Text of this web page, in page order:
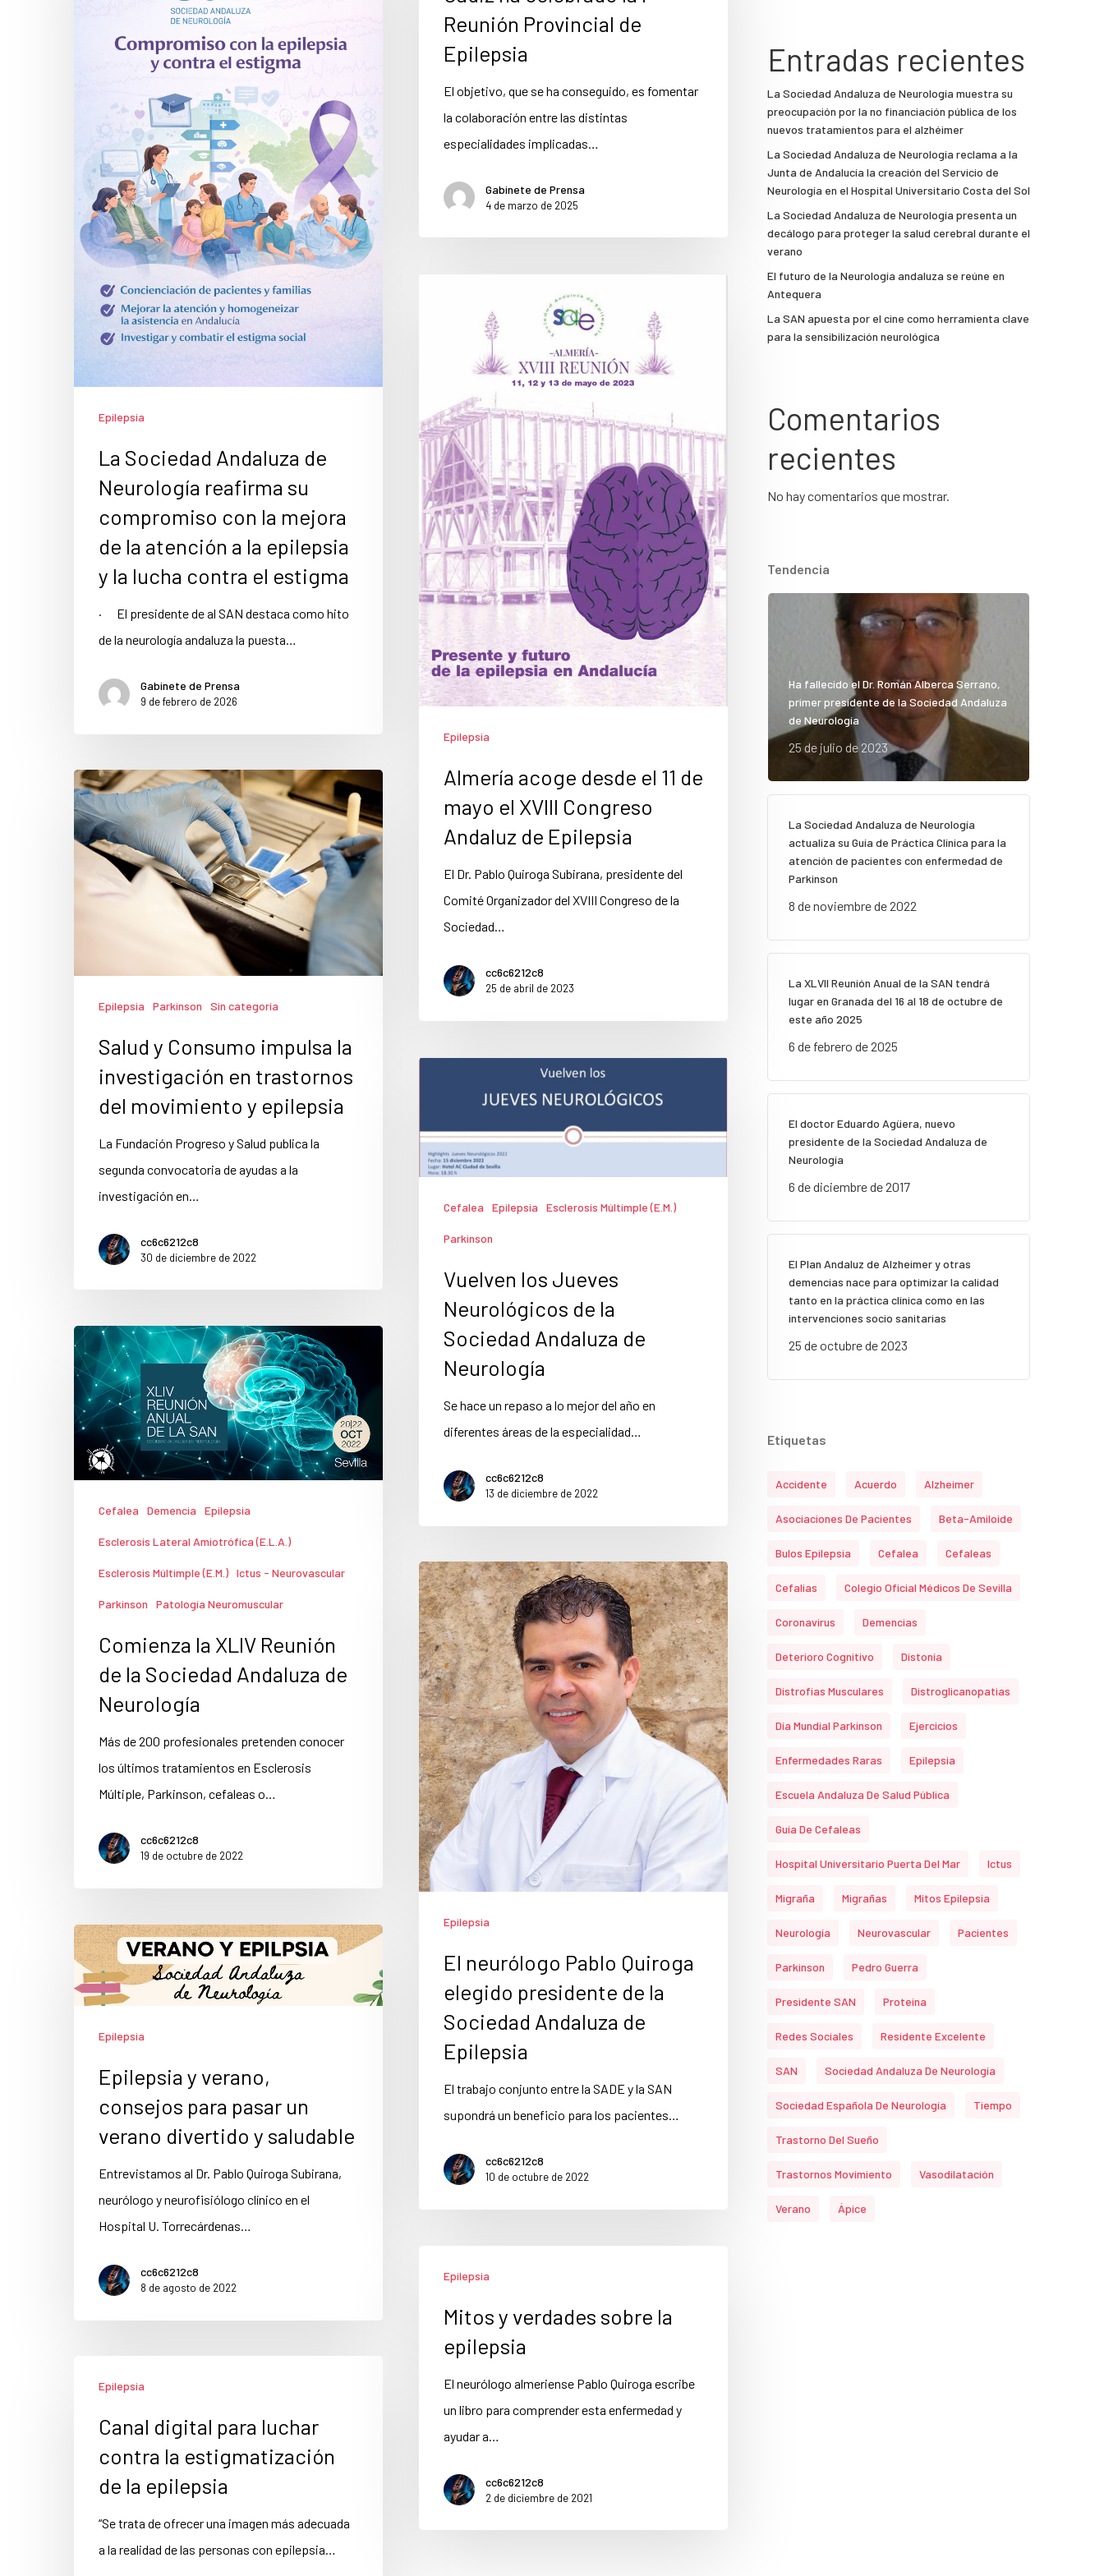
Hit enter to search or ESC to close
Epilepsia
La Sociedad Andaluza de
Neurología reafirma su
compromiso con la mejora
de la atención a la epilepsia
y la lucha contra el estigma
· El presidente de al SAN destaca como hito
de la neurología andaluza la puesta…
Gabinete de Prensa
9 de febrero de 2026
Reunión Provincial de
Epilepsia
El objetivo, que se ha conseguido, es fomentar
la colaboración entre las distintas
especialidades implicadas…
Gabinete de Prensa
4 de marzo de 2025
Epilepsia
Almería acoge desde el 11 de
mayo el XVIII Congreso
Andaluz de Epilepsia
El Dr. Pablo Quiroga Subirana, presidente del
Comité Organizador del XVIII Congreso de la
Sociedad…
cc6c6212c8
25 de abril de 2023
Epilepsia Parkinson Sin categoría
Salud y Consumo impulsa la
investigación en trastornos
del movimiento y epilepsia
La Fundación Progreso y Salud publica la
segunda convocatoria de ayudas a la
investigación en…
cc6c6212c8
30 de diciembre de 2022
Cefalea Epilepsia Esclerosis Múltimple (E.M.)
Parkinson
Vuelven los Jueves
Neurológicos de la
Sociedad Andaluza de
Neurología
Se hace un repaso a lo mejor del año en
diferentes áreas de la especialidad…
cc6c6212c8
13 de diciembre de 2022
Cefalea Demencia Epilepsia
Esclerosis Lateral Amiotrófica (E.L.A.)
Esclerosis Múltimple (E.M.) Ictus - Neurovascular
Parkinson Patología Neuromuscular
Comienza la XLIV Reunión
de la Sociedad Andaluza de
Neurología
Más de 200 profesionales pretenden conocer
los últimos tratamientos en Esclerosis
Múltiple, Parkinson, cefaleas o…
cc6c6212c8
19 de octubre de 2022
Epilepsia
El neurólogo Pablo Quiroga
elegido presidente de la
Sociedad Andaluza de
Epilepsia
El trabajo conjunto entre la SADE y la SAN
supondrá un beneficio para los pacientes…
cc6c6212c8
10 de octubre de 2022
Epilepsia
Epilepsia y verano,
consejos para pasar un
verano divertido y saludable
Entrevistamos al Dr. Pablo Quiroga Subirana,
neurólogo y neurofisiólogo clínico en el
Hospital U. Torrecárdenas…
cc6c6212c8
8 de agosto de 2022
Epilepsia
Mitos y verdades sobre la
epilepsia
El neurólogo almeriense Pablo Quiroga escribe
un libro para comprender esta enfermedad y
ayudar a…
cc6c6212c8
2 de diciembre de 2021
Epilepsia
Canal digital para luchar
contra la estigmatización
de la epilepsia
“Se trata de ofrecer una imagen más adecuada
a la realidad de las personas con epilepsia…
Entradas recientes
La Sociedad Andaluza de Neurología muestra su
preocupación por la no financiación pública de los
nuevos tratamientos para el alzhéimer
La Sociedad Andaluza de Neurología reclama a la
Junta de Andalucía la creación del Servicio de
Neurología en el Hospital Universitario Costa del Sol
La Sociedad Andaluza de Neurología presenta un
decálogo para proteger la salud cerebral durante el
verano
El futuro de la Neurología andaluza se reúne en
Antequera
La SAN apuesta por el cine como herramienta clave
para la sensibilización neurológica
Comentarios
recientes
No hay comentarios que mostrar.
Tendencia
Ha fallecido el Dr. Román Alberca Serrano,
primer presidente de la Sociedad Andaluza
de Neurología
25 de julio de 2023
La Sociedad Andaluza de Neurología
actualiza su Guía de Práctica Clínica para la
atención de pacientes con enfermedad de
Parkinson
8 de noviembre de 2022
La XLVII Reunión Anual de la SAN tendrá
lugar en Granada del 16 al 18 de octubre de
este año 2025
6 de febrero de 2025
El doctor Eduardo Agüera, nuevo
presidente de la Sociedad Andaluza de
Neurología
6 de diciembre de 2017
El Plan Andaluz de Alzheimer y otras
demencias nace para optimizar la calidad
tanto en la práctica clínica como en las
intervenciones socio sanitarias
25 de octubre de 2023
Etiquetas
Accidente Acuerdo Alzheimer
Asociaciones De Pacientes Beta-Amiloide
Bulos Epilepsia Cefalea Cefaleas
Cefalias Colegio Oficial Médicos De Sevilla
Coronavirus Demencias
Deterioro Cognitivo Distonía
Distrofias Musculares Distroglicanopatias
Día Mundial Parkinson Ejercicios
Enfermedades Raras Epilepsia
Escuela Andaluza De Salud Pública
Guía De Cefaleas
Hospital Universitario Puerta Del Mar Ictus
Migraña Migrañas Mitos Epilepsia
Neurología Neurovascular Pacientes
Parkinson Pedro Guerra
Presidente SAN Proteina
Redes Sociales Residente Excelente
SAN Sociedad Andaluza De Neurología
Sociedad Española De Neurología Tiempo
Trastorno Del Sueño
Trastornos Movimiento Vasodilatación
Verano Ápice